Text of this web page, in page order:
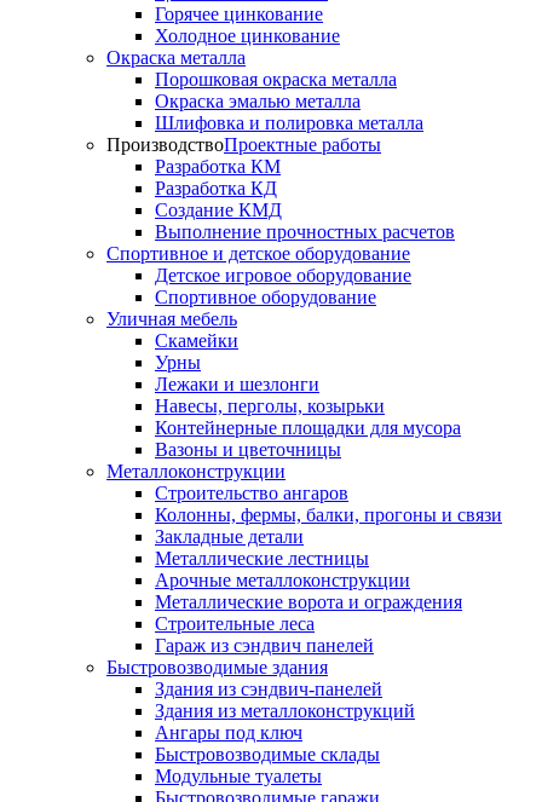
Горячее цинкование
Холодное цинкование
Окраска металла
Порошковая окраска металла
Окраска эмалью металла
Шлифовка и полировка металла
ПроизводствоПроектные работы
Разработка КМ
Разработка КД
Создание КМД
Выполнение прочностных расчетов
Спортивное и детское оборудование
Детское игровое оборудование
Спортивное оборудование
Уличная мебель
Скамейки
Урны
Лежаки и шезлонги
Навесы, перголы, козырьки
Контейнерные площадки для мусора
Вазоны и цветочницы
Металлоконструкции
Строительство ангаров
Колонны, фермы, балки, прогоны и связи
Закладные детали
Металлические лестницы
Арочные металлоконструкции
Металлические ворота и ограждения
Строительные леса
Гараж из сэндвич панелей
Быстровозводимые здания
Здания из сэндвич-панелей
Здания из металлоконструкций
Ангары под ключ
Быстровозводимые склады
Модульные туалеты
Быстровозводимые гаражи